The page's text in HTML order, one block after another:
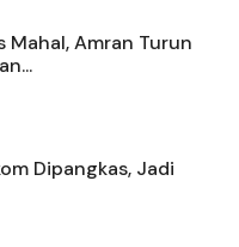
Mahal, Amran Turun
Dipangkas, Jadi